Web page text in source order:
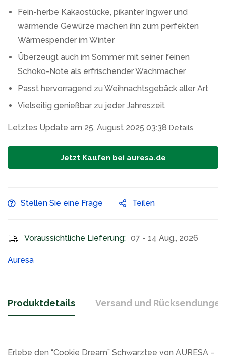
Fein-herbe Kakaostücke, pikanter Ingwer und
wärmende Gewürze machen ihn zum perfekten
Wärmespender im Winter
Überzeugt auch im Sommer mit seiner feinen
Schoko-Note als erfrischender Wachmacher
Passt hervorragend zu Weihnachtsgebäck aller Art
Vielseitig genießbar zu jeder Jahreszeit
Letztes Update am 25. August 2025 03:38 Details
Jetzt Kaufen bei auresa.de
Stellen Sie eine Frage Teilen
Voraussichtliche Lieferung: 07 - 14 Aug., 2026
Auresa
Produktdetails Versand und Rücksendungen
Erlebe den “Cookie Dream” Schwarztee von AURESA –